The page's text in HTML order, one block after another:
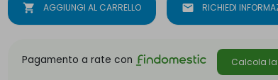
shopping_cart AGGIUNGI AL CARRELLO mail RICHIEDI
Pagamento a rate con Calcola